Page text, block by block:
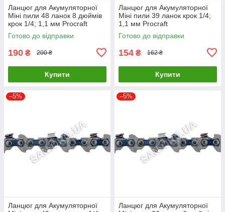
Ланцюг для Акумуляторної
Міні пили 48 ланок 8 дюймів
крок 1/4; 1,1 мм Procraft
Готово до відправки
190 ₴ 200 ₴
Купити
Ланцюг для Акумуляторної
Міні пили 39 ланок крок 1/4;
1,1 мм Procraft
Готово до відправки
154 ₴ 162 ₴
Купити
–5%
Ланцюг для Акумуляторної
–5%
Ланцюг для Акумуляторної